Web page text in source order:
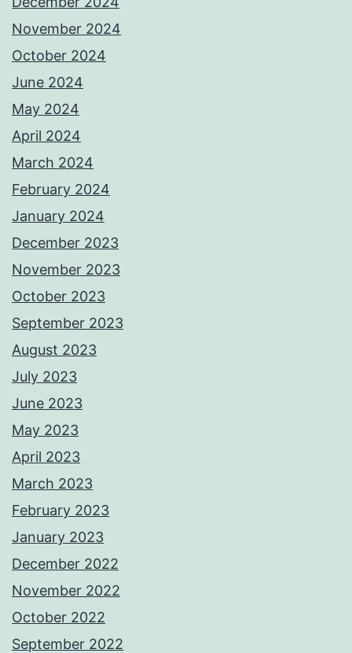
November 2024
October 2024
June 2024
May 2024
April 2024
March 2024
February 2024
January 2024
December 2023
November 2023
October 2023
September 2023
August 2023
July 2023
June 2023
May 2023
April 2023
March 2023
February 2023
January 2023
December 2022
November 2022
October 2022
September 2022